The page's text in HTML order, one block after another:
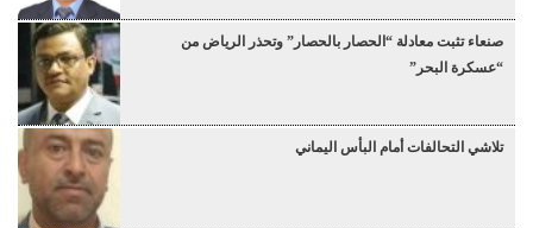
صنعاء تثبت معادلة “الحصار بالحصار” وتحذر الرياض من
“عسكرة البحر”
تلاشي التحالفات أمام البأس اليماني